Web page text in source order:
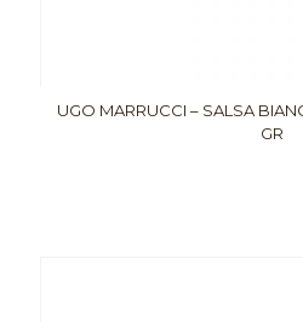
UGO MARRUCCI – SALSA
GR